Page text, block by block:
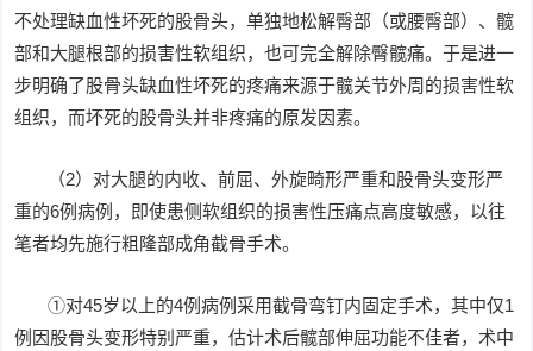
不处理缺血性坏死的股骨头，单独地松解臀部（或腰臀部）、髋
部和大腿根部的损害性软组织，也可完全解除臀髋痛。于是进一
步明确了股骨头缺血性坏死的疼痛来源于髋关节外周的损害性软
组织，而坏死的股骨头并非疼痛的原发因素。
（2）对大腿的内收、前屈、外旋畸形严重和股骨头变形严
重的6例病例，即使患侧软组织的损害性压痛点高度敏感，以往
笔者均先施行粗隆部成角截骨手术。
①对45岁以上的4例病例采用截骨弯钉内固定手术，其中仅1
例因股骨头变形特别严重，估计术后髋部伸屈功能不佳者，术中